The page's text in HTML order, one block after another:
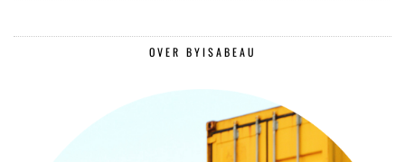
OVER BYISABEAU